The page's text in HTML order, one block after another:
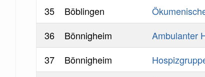
35 Böblingen
36
Bönnigheim Ambulanter
37
Bönnigheim